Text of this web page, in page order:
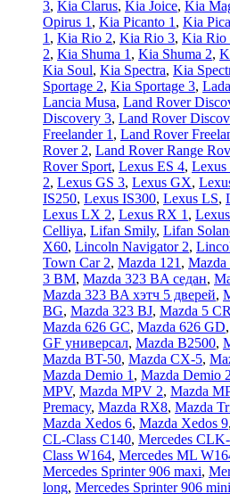
3, Kia Clarus, Kia Joice, Kia
Opirus 1 , Kia Picanto 1 , Kia
1 , Kia Rio 2, Kia Rio 3, Kia Rio
2, Kia Shuma 1 , Kia Shuma 2,
Kia Soul, Kia Spectra, Kia
Sportage 2, Kia Sportage 3,
Lancia Musa, Land Rover
Discovery 3, Land Rover
Freelander 1 , Land Rover
Rover 2, Land Rover Range
Rover Sport, Lexus ES 4, Lexus
2, Lexus GS 3, Lexus GX,
IS250, Lexus IS300, Lexus LS,
Lexus LX 2, Lexus RX 1 ,
Celliya, Lifan Smily, Lifan
X60, Lincoln Navigator 2,
Town Car 2, Mazda 121 , Mazda
3 BM, Mazda 323 BA седан,
Mazda 323 BA хэтч 5 дверей,
BG, Mazda 323 BJ, Mazda 5 CR
Mazda 626 GC, Mazda 626 GD,
GF универсал, Mazda B2500,
Mazda BT-50, Mazda CX-5,
Mazda Demio 1 , Mazda Demio 2
MPV, Mazda MPV 2, Mazda
Premacy, Mazda RX8, Mazda
Mazda Xedos 6, Mazda Xedos 9,
CL-Class C140, Mercedes
Class W164, Mercedes ML
Mercedes Sprinter 906 maxi,
long, Mercedes Sprinter 906 mini